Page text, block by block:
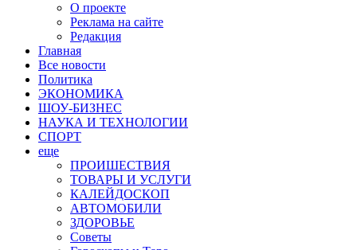
О проекте
Реклама на сайте
Редакция
Главная
Все новости
Политика
ЭКОНОМИКА
ШОУ-БИЗНЕС
НАУКА И ТЕХНОЛОГИИ
СПОРТ
еще
ПРОИШЕСТВИЯ
ТОВАРЫ И УСЛУГИ
КАЛЕЙДОСКОП
АВТОМОБИЛИ
ЗДОРОВЬЕ
Советы